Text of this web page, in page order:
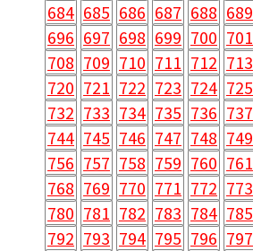
684 685 686 687 688 689
696 697 698 699 700 701
708 709 710 711 712 713
720 721 722 723 724 725
732 733 734 735 736 737
744 745 746 747 748 749
756 757 758 759 760 761
768 769 770 771 772 773
780 781 782 783 784 785
792 793 794 795 796 797